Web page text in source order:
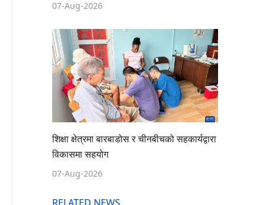
07-Aug-2026
शिक्षा क्षेत्रमा बारबाडोस र चीनबीचको सहकार्यद्वारा
विकासमा सहयोग
07-Aug-2026